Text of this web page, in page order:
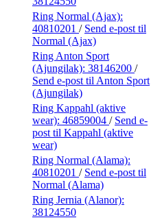
Ring Normal (Ajax):
40810201 / Send e-post til
Normal (Ajax)
Ring Anton Sport
(Ajungilak): 38146200 /
Send e-post til Anton Sport
(Ajungilak)
Ring Kappahl (aktive
wear): 46859004 / Send e-
post til Kappahl (aktive
wear)
Ring Normal (Alama):
40810201 / Send e-post til
Normal (Alama)
Ring Jernia (Alanor):
38124550